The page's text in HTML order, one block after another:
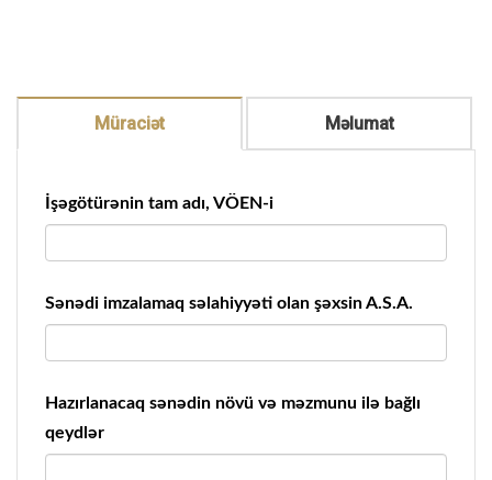
Müraciət Məlumat
İşəgötürənin tam adı, VÖEN-i
Sənədi imzalamaq səlahiyyəti olan şəxsin A.S.A.
Hazırlanacaq sənədin növü və məzmunu ilə bağlı
qeydlər